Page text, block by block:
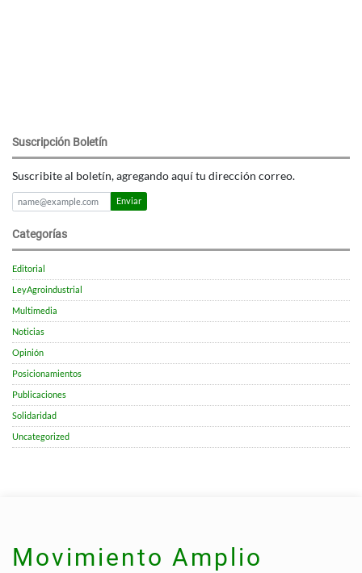
Suscripción Boletín
Suscribite al boletín, agregando aquí tu dirección correo.
Enviar
Categorías
Editorial
LeyAgroindustrial
Multimedia
Noticias
Opinión
Posicionamientos
Publicaciones
Solidaridad
Uncategorized
Movimiento Amplio